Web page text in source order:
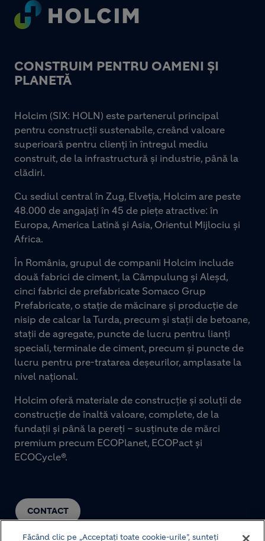
Footer
CONSTRUIM PENTRU OAMENI ȘI
PLANETĂ
CONTACT
Holcim (SIX: HOLN) este partenerul principal
pentru construcții sustenabile, creând valoare
superioară pentru clienți în întregul mediu
construit, de la infrastructură și industrie, până la
clădiri.
Cu sediul central în Zug, Elveția, Holcim are peste
48.000 de angajați în 45 de piețe atractive: în
Europa, America Latină și Asia, Orientul Mijlociu și
Africa.
În România, grupul de companii Holcim include
două fabrici de ciment, la Câmpulung și Aleșd,
cinci fabrici de prefabricate Somaco Grup
Prefabricate, o stație de măcinare și producție de
nisip de calcar la Turda, precum și stații de betoane,
stații de agregate, puncte de lucru pentru lianți
speciali, terminale de ciment, precum și puncte de
lucru pentru pre-tratarea deșeurilor, amplasate la
nivel național.
Holcim oferă materiale de construcție și soluții de
construcție de înaltă valoare, complete, de la
fundații și până la pereți – susținute de mărci
premium precum ECOPlanet, ECOPact și
ECOCycle®.
Făcând clic pe „Acceptați toate cookie-urile”, sunteți